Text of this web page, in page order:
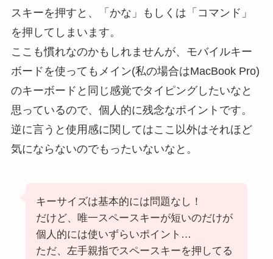
スキーを押すと、「かな」もしくは「コマンド」
を押してしまいます。
ここも慣れなのかもしれませんが、モバイルキー
ボードを使ってもメイン(私の場合はMacBook Pro)
のキーボードと同じ感覚でタイピングしたいなと
思っているので、個人的に残念なポイントです。
逆に言うと使用感に関してはここ以外はそれほど
気にならないのでもったいないなと。
キーサイズは基本的には問題なし！
だけど、唯一スペースキーが短いのだけが
個人的には使いずらいポイント…
ただ、左手親指でスペースキーを押してる